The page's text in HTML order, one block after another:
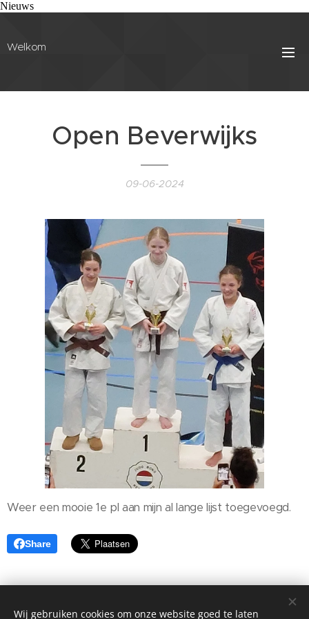
Nieuws
Welkom
Open Beverwijks
09-06-2024
Weer een mooie 1e pl aan mijn al lange lijst toegevoegd.
Share
Wij gebruiken cookies om onze website goed te laten